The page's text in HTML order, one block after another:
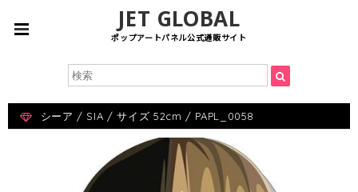
JET GLOBAL
ポップアートパネル公式通販サイト
シーア / SIA / サイズ 52cm / PAPL_0058